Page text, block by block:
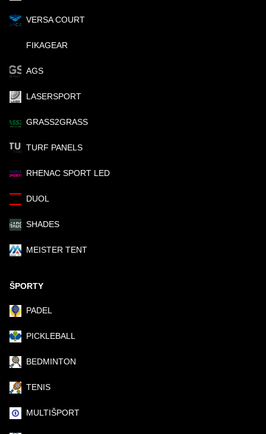
VERSA COURT
FIKAGEAR
AGS
LASERSPORT
GRASS2GRASS
TURF PANELS
RHENAC SPORT LED
DUOL
SHADES
MEISTER TENT
ŠPORTY
PADEL
PICKLEBALL
BEDMINTON
TENIS
MULTIŠPORT